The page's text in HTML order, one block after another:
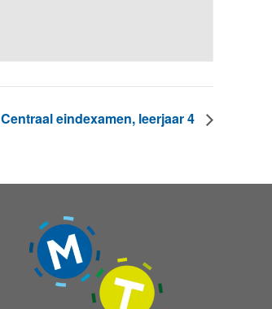
Centraal eindexamen, leerjaar 4